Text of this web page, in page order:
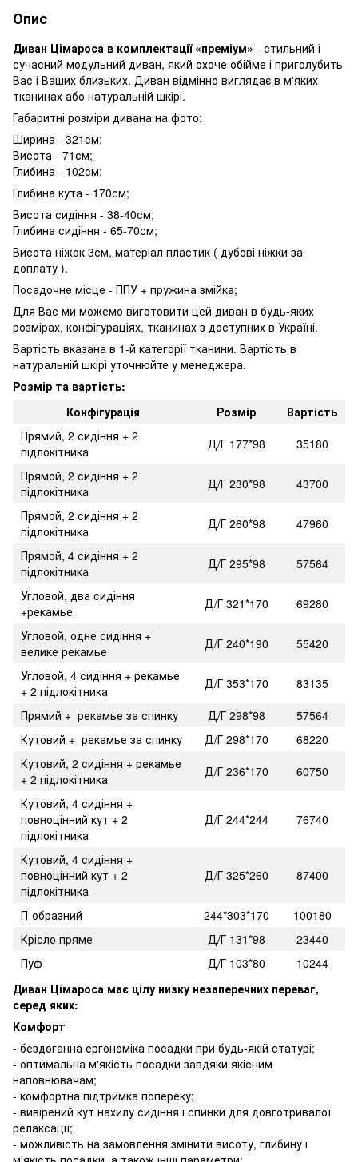
Опис
Диван Цімароса в комплектації «преміум» - стильний і
сучасний модульний диван, який охоче обійме і приголубить
Вас і Ваших близьких. Диван відмінно виглядає в м'яких
тканинах або натуральній шкірі.
Габаритні розміри дивана на фото:
Ширина - 321см;
Висота - 71см;
Глибина - 102см;
Глибина кута - 170см;
Висота сидіння - 38-40см;
Глибина сидіння - 65-70см;
Висота ніжок 3см, матеріал пластик ( дубові ніжки за
доплату ).
Посадочне місце - ППУ + пружина змійка;
Для Вас ми можемо виготовити цей диван в будь-яких
розмірах, конфігураціях, тканинах з доступних в Україні.
Вартість вказана в 1-й категорії тканини. Вартість в
натуральній шкірі уточнюйте у менеджера.
Розмір та вартість:
Конфігурація
Розмір
Вартість
Прямий, 2 сидіння + 2
підлокітника
Д/Г 177*98
35180
Прямой, 2 сидіння + 2
підлокітника
Д/Г 230*98
43700
Прямой, 2 сидіння + 2
підлокітника
Д/Г 260*98
47960
Прямой, 4 сидіння + 2
підлокітника
Д/Г 295*98
57564
Угловой, два сидіння
+рекамье
Д/Г 321*170
69280
Угловой, одне сидіння +
велике рекамье
Д/Г 240*190
55420
Угловой, 4 сидіння + рекамье
+ 2 підлокітника
Д/Г 353*170
83135
Прямий + рекамье за спинку
Д/Г 298*98
57564
Кутовий + рекамье за спинку
Д/Г 298*170
68220
Кутовий, 2 сидіння + рекамье
+ 2 підлокітника
Д/Г 236*170
60750
Кутовий, 4 сидіння +
повноцінний кут + 2
підлокітника
Д/Г 244*244 76740
Кутовий, 4 сидіння +
повноцінний кут + 2
підлокітника
Д/Г 325*260 87400
П-образний 244*303*170
100180
Крісло пряме
Д/Г 131*98
23440
Пуф
Д/Г 103*80
10244
Диван Цімароса має цілу низку незаперечних переваг,
серед яких:
Комфорт
- бездоганна ергономіка посадки при будь-якій статурі;
- оптимальна м'якість посадки завдяки якісним
наповнювачам;
- комфортна підтримка попереку;
- вивірений кут нахилу сидіння і спинки для довготривалої
релаксації;
- можливість на замовлення змінити висоту, глибину і